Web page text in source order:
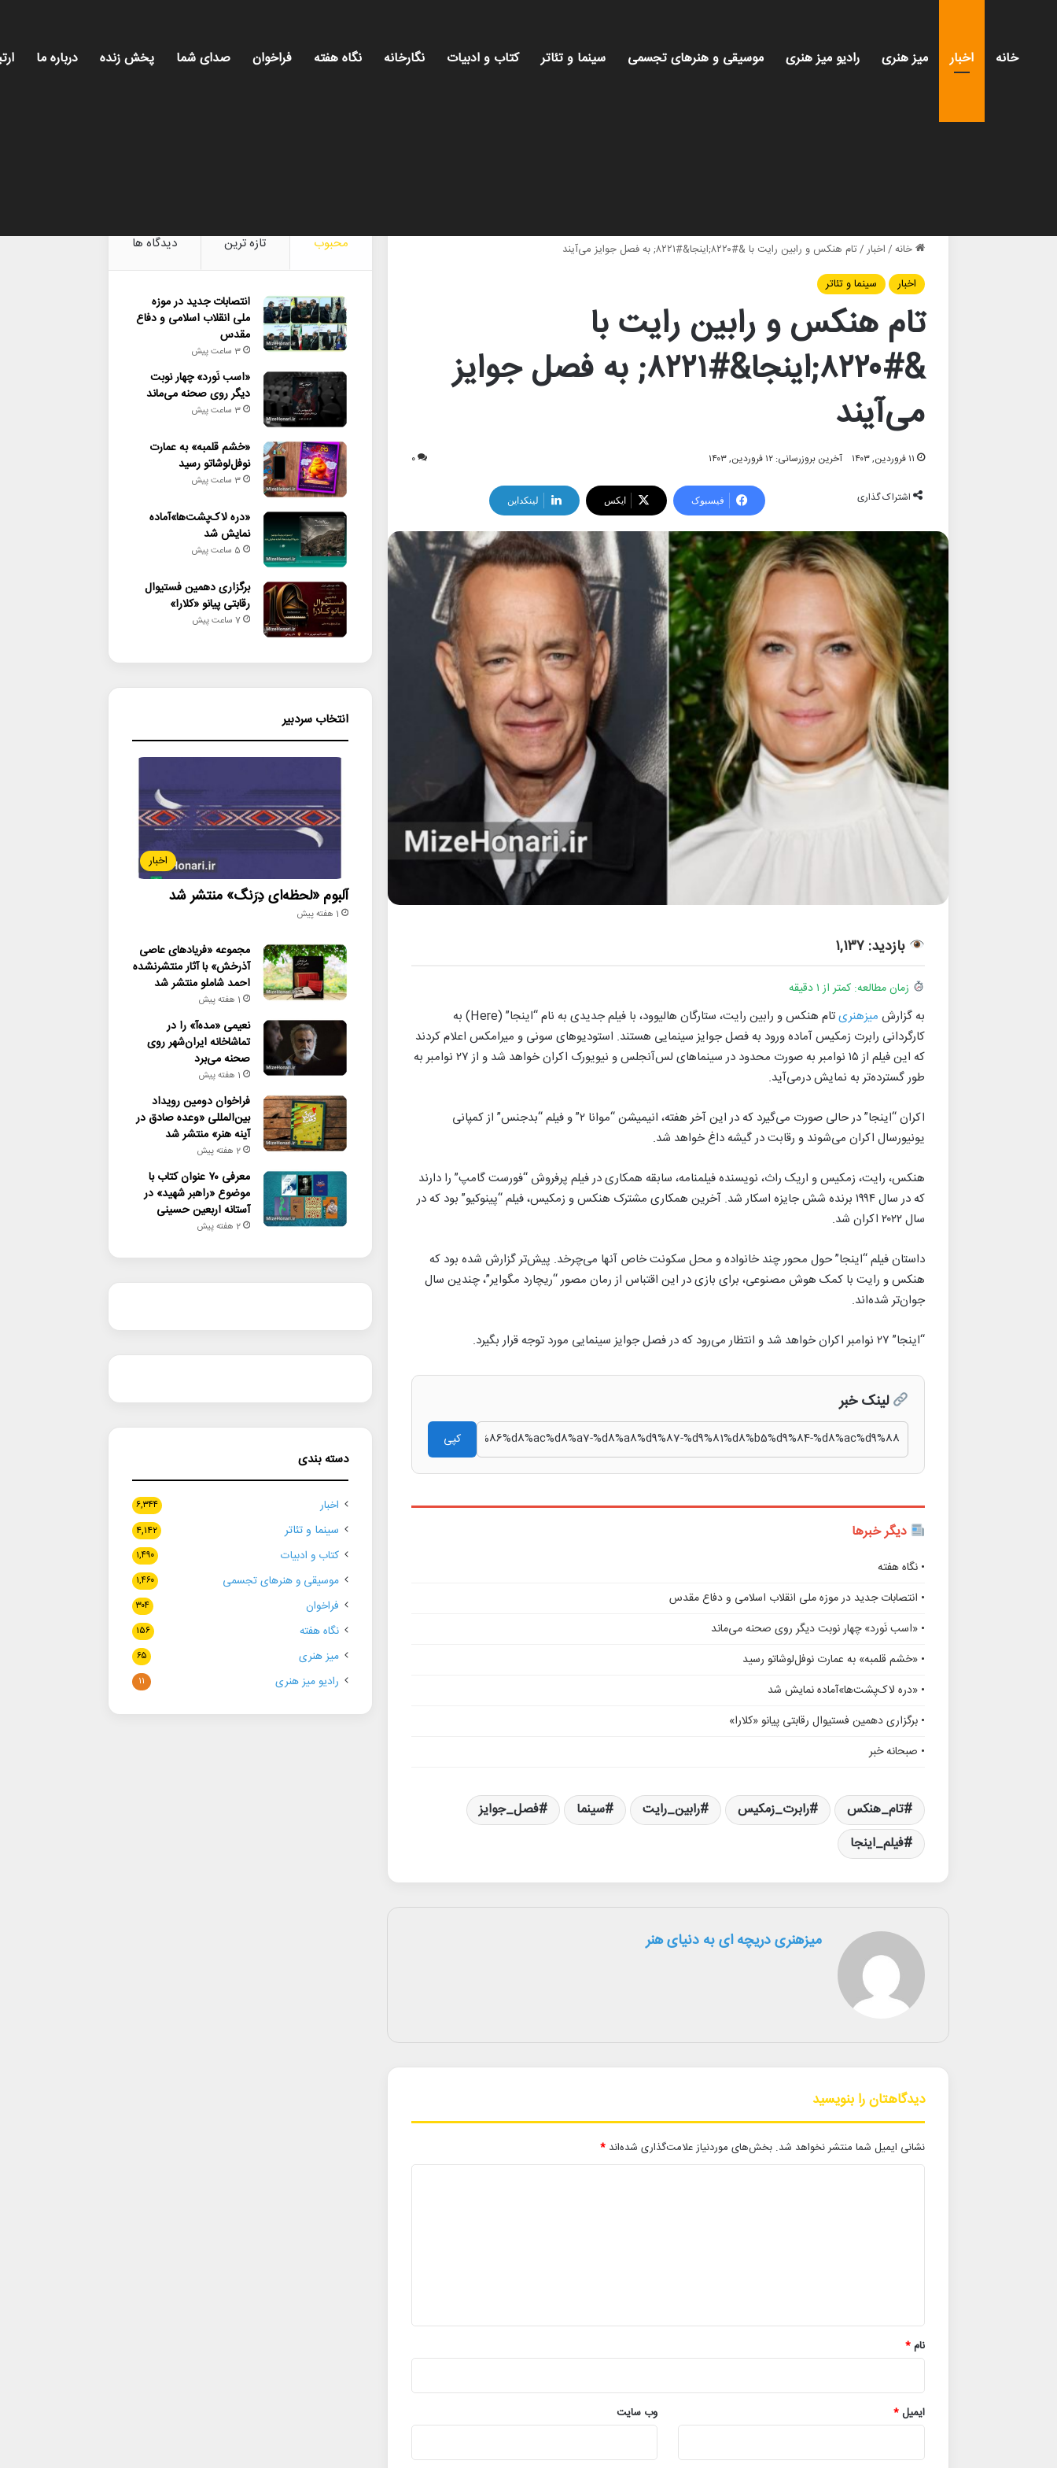
خانه اخبار میز هنری رادیو میز هنری موسیقی و هنرهای تجسمی سینما و تئاتر کتاب و ادبیات نگارخانه نگاه هفته فراخوان صدای شما پخش زنده درباره ما
خانه/اخبار/تام هنکس و رابین رایت با &#۸۲۲۰;اینجا&#۸۲۲۱; به فصل جوایز می‌آیند
اخبار
سینما و تئاتر
تام هنکس و رابین رایت با
&#۸۲۲۰;اینجا&#۸۲۲۱; به فصل جوایز
می‌آیند
۱۱ فروردین, ۱۴۰۳ آخرین بروزرسانی: ۱۲ فروردین, ۱۴۰۳ ۰
اشتراک گذاری فیسبوک ایکس لینکداین
بازدید: ۱,۱۳۷
زمان مطالعه: کمتر از ۱ دقیقه
به گزارش میزهنری
تام هنکس و رابین رایت، ستارگان هالیوود، با فیلم جدیدی به نام “اینجا” (Here) به
کارگردانی رابرت زمکیس آماده ورود به فصل جوایز سینمایی هستند. استودیوهای سونی و میرامکس اعلام کردند
که این فیلم از ۱۵ نوامبر به صورت محدود در سینماهای لس‌آنجلس و نیویورک اکران خواهد شد و از ۲۷ نوامبر به
طور گسترده‌تر به نمایش درمی‌آید.
اکران “اینجا” در حالی صورت می‌گیرد که در این آخر هفته، انیمیشن “موانا ۲” و فیلم “بدجنس” از کمپانی
یونیورسال اکران می‌شوند و رقابت در گیشه داغ خواهد شد.
هنکس، رایت، زمکیس و اریک راث، نویسنده فیلمنامه، سابقه همکاری در فیلم پرفروش “فورست گامپ” را دارند
که در سال ۱۹۹۴ برنده شش جایزه اسکار شد. آخرین همکاری مشترک هنکس و زمکیس، فیلم “پینوکیو” بود که در
سال ۲۰۲۲ اکران شد.
داستان فیلم “اینجا” حول محور چند خانواده و محل سکونت خاص آنها می‌چرخد. پیش‌تر گزارش شده بود که
هنکس و رایت با کمک هوش مصنوعی، برای بازی در این اقتباس از رمان مصور “ریچارد مگوایر”، چندین سال
جوان‌تر شده‌اند.
“اینجا” ۲۷ نوامبر اکران خواهد شد و انتظار می‌رود که در فصل جوایز سینمایی مورد توجه قرار بگیرد.
لینک خبر
کپی
دیگر خبرها
• نگاه هفته
• انتصابات جدید در موزه ملی انقلاب اسلامی و دفاع مقدس
• «اسب نَورد» چهار نوبت دیگر روی صحنه می‌ماند
• «خشم قلمبه» به عمارت نوفل‌لوشاتو رسید
• «دره لاک‌پشت‌ها»آماده نمایش شد
• برگزاری دهمین فستیوال رقابتی پیانو «کلارا»
• صبحانه خبر
تام_هنکس رابرت_زمکیس رابین_رایت سینما
فصل_جوایز
فیلم_اینجا
میزهنری دریچه ای به دنیای هنر
دیدگاهتان را بنویسید
نشانی ایمیل شما منتشر نخواهد شد. بخش‌های موردنیاز علامت‌گذاری شده‌اند *
نام*
ایمیل* وب‌ سایت
محبوب تازه ترین دیدگاه ها
انتصابات جدید در موزه
ملی انقلاب اسلامی و دفاع
مقدس
3 ساعت پیش
«اسب نَورد» چهار نوبت
دیگر روی صحنه می‌ماند
3 ساعت پیش
«خشم قلمبه» به عمارت
نوفل‌لوشاتو رسید
3 ساعت پیش
«دره لاک‌پشت‌ها»آماده
نمایش شد
5 ساعت پیش
برگزاری دهمین فستیوال
رقابتی پیانو «کلارا»
7 ساعت پیش
انتخاب سردبیر
اخبار
آلبوم «لحظه‌ای دِرَنگ» منتشر شد
1 هفته پیش
مجموعه «فریادهای عاصی
آذرخش» با آثار منتشرنشده
احمد شاملو منتشر شد
1 هفته پیش
نعیمی «مده‌آ» را در
تماشاخانه ایران‌شهر روی
صحنه می‌برد
1 هفته پیش
فراخوان دومین رویداد
بین‌المللی «وعده صادق در
آینه هنر» منتشر شد
2 هفته پیش
معرفی ۷۰ عنوان کتاب با
موضوع «راهبر شهید» در
آستانه اربعین حسینی
2 هفته پیش
دسته بندی
اخبار ۶,۳۴۴
سینما و تئاتر ۴,۱۴۲
کتاب و ادبیات ۱,۴۹۰
موسیقی و هنرهای تجسمی ۱,۴۶۰
فراخوان ۳۰۴
نگاه هفته ۱۵۶
میز هنری ۶۵
رادیو میز هنری ۱۱